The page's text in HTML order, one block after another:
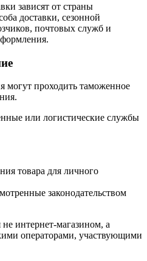
зависят от страны
доставки, сезонной
почтовых служб и
могут проходить таможенное
или логистические службы
товара для личного
законодательством
интернет-магазином, а
операторами, участвующими